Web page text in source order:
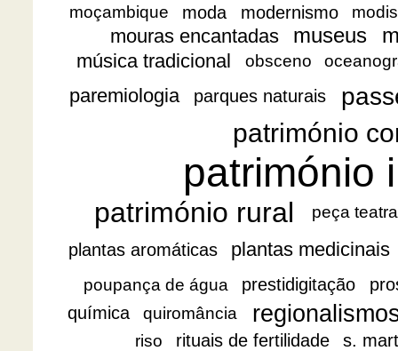
moçambique moda modernismo
mouras encantadas museus
música tradicional obsceno
paremiologia parques naturais
património
património
património rural peça
plantas aromáticas plantas medicinais
poupança de água prestidigitação
química
quiromância
riso rituais de fertilidade s.